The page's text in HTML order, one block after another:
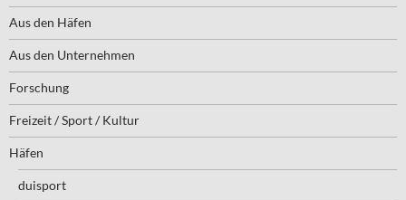
Aus den Häfen
Aus den Unternehmen
Forschung
Freizeit / Sport / Kultur
Häfen
duisport